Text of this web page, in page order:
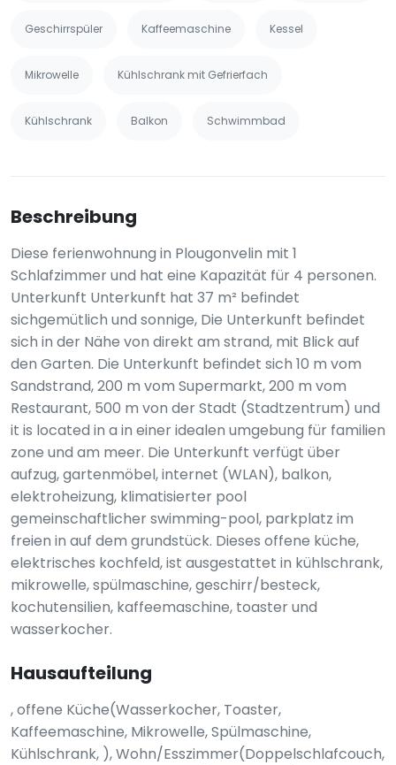
Geschirrspüler Kaffeemaschine Kessel
Mikrowelle Kühlschrank mit Gefrierfach
Kühlschrank Balkon Schwimmbad
Beschreibung
Diese ferienwohnung in Plougonvelin mit 1
Schlafzimmer und hat eine Kapazität für 4 personen.
Unterkunft Unterkunft hat 37 m² befindet
sichgemütlich und sonnige, Die Unterkunft befindet
sich in der Nähe von direkt am strand, mit Blick auf
den Garten. Die Unterkunft befindet sich 10 m vom
Sandstrand, 200 m vom Supermarkt, 200 m vom
Restaurant, 500 m von der Stadt (Stadtzentrum) und
it is located in a in einer idealen umgebung für familien
zone und am meer. Die Unterkunft verfügt über
aufzug, gartenmöbel, internet (WLAN), balkon,
elektroheizung, klimatisierter pool
gemeinschaftlicher swimming-pool, parkplatz im
freien in auf dem grundstück. Dieses offene küche,
elektrisches kochfeld, ist ausgestattet in kühlschrank,
mikrowelle, spülmaschine, geschirr/besteck,
kochutensilien, kaffeemaschine, toaster und
wasserkocher.
Hausaufteilung
, offene Küche(Wasserkocher, Toaster,
Kaffeemaschine, Mikrowelle, Spülmaschine,
Kühlschrank, ), Wohn/Esszimmer(Doppelschlafcouch,